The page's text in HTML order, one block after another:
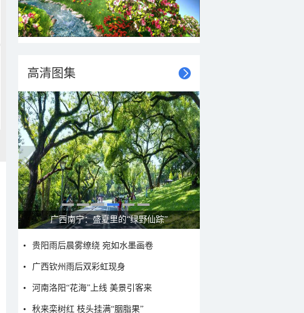
高清图集
呼伦贝尔草原 藏着最治愈的蓝天白云
贵阳雨后晨雾缭绕 宛如水墨画卷
广西钦州雨后双彩虹现身
河南洛阳“花海”上线 美景引客来
秋来栾树红 枝头挂满“胭脂果”